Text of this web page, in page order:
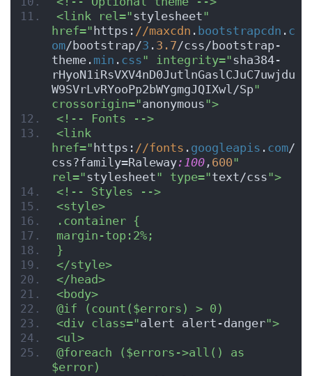
<link rel="stylesheet"
href="https: //maxcdn . bootstrapcdn . c
om/bootstrap/3 . 3.7/css/bootstrap-
theme. min . css" integrity="sha384-
rHyoN1iRsVXV4nD0JutlnGaslCJuC7uwjdu
W9SVrLvRYooPp2bWYgmgJQIXwl/Sp"
crossorigin="anonymous">
<!-- Fonts -->
<link
href="https: //fonts . googleapis . com/
css?family=Raleway:100 , 600"
rel="stylesheet" type="text/css">
<!-- Styles -->
<style>
.container {
margin-top:2%;
}
</style>
</head>
<body>
@if (count($errors) > 0)
<div class="alert alert-danger">
<ul>
@foreach ($errors->all() as
$error)